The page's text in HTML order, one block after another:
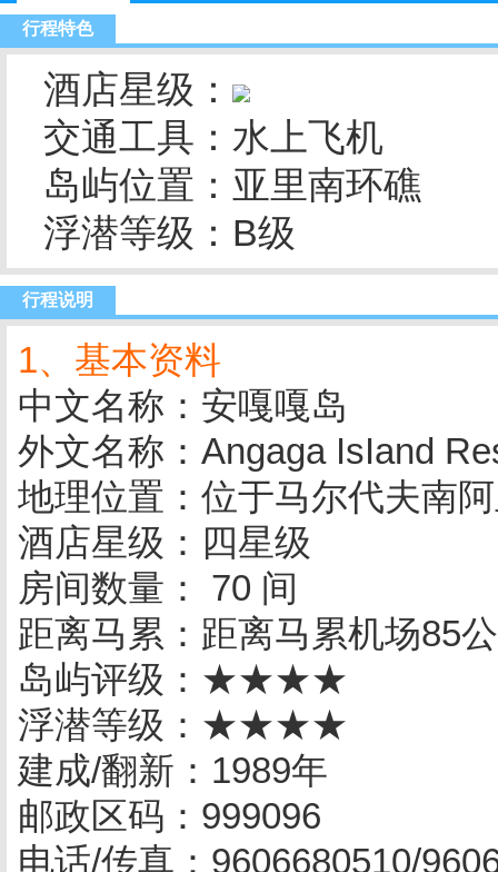
行程特色
酒店星级：
交通工具：水上飞机
岛屿位置：亚里南环礁
浮潜等级：B级
行程说明
1、基本资料
中文名称：安嘎嘎岛
外文名称：Angaga IsIand
地理位置：位于马尔代夫南
酒店星级：四星级
房间数量： 70 间
距离马累：距离马累机场85
岛屿评级：★★★★
浮潜等级：★★★★
建成/翻新：1989年
邮政区码：999096
电话/传真：9606680510/